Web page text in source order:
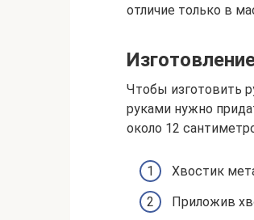
отличие только в
Чтобы изготовить
руками нужно
около 12
Хвостик
Приложив